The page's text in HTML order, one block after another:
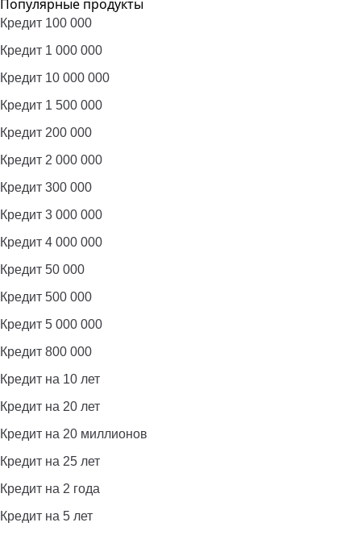
Популярные продукты
Кредит 100 000
Кредит 1 000 000
Кредит 10 000 000
Кредит 1 500 000
Кредит 200 000
Кредит 2 000 000
Кредит 300 000
Кредит 3 000 000
Кредит 4 000 000
Кредит 50 000
Кредит 500 000
Кредит 5 000 000
Кредит 800 000
Кредит на 10 лет
Кредит на 20 лет
Кредит на 20 миллионов
Кредит на 25 лет
Кредит на 2 года
Кредит на 5 лет